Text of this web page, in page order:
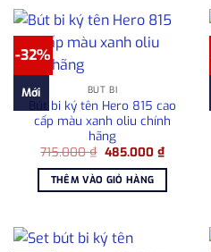
-32%
Mới BÚT BI
Bút bi ký tên Hero 815 cao
cấp màu xanh oliu chính
hãng
715.000₫ Giá
là:
715.000 ₫.
485.000 ₫Giá
tại
THÊM VÀO GIỎ HÀNG